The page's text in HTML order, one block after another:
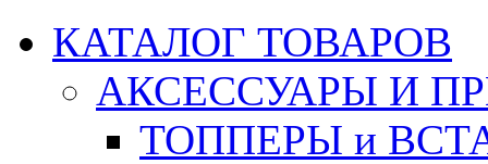
КАТАЛОГ ТОВАРОВ
АКСЕССУАРЫ И
ТОППЕРЫ и